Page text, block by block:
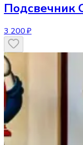
Подсвечник
3 200 ₽